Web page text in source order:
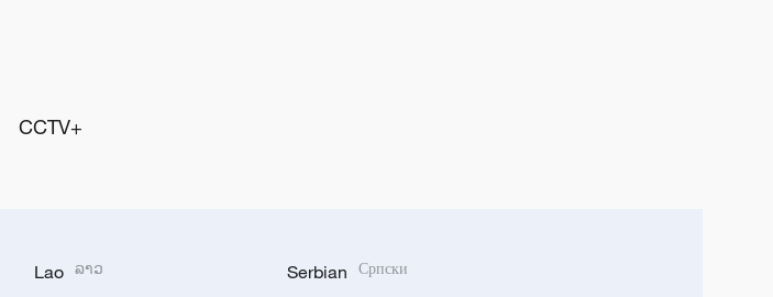
CCTV+
Lao ລາວ Serbian Српски